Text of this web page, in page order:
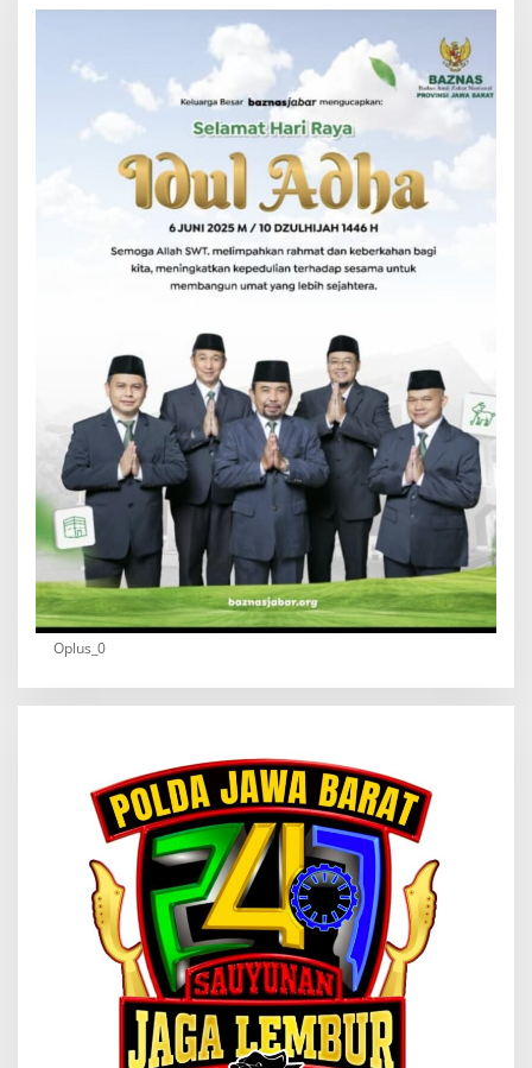
Oplus_0